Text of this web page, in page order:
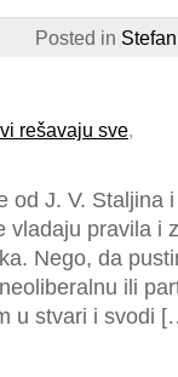
Posted in
rešavaju sve,
od J. V. Staljina
pravila i
Nego, da
ili
u stvari i svodi